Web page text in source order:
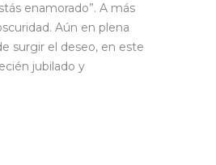
enamorado”. A más
Aún en plena
surgir el deseo, en este
jubilado y